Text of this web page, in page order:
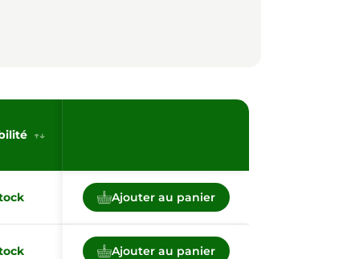
Ajouter au panier
Ajouter au panier